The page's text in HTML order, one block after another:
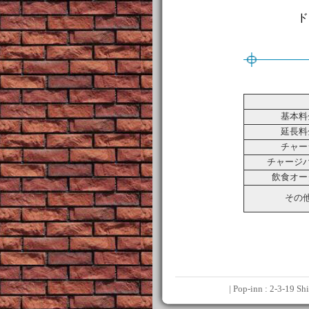
基本料
延長料
チャー
チャージ
飲食オ
その
| Pop-inn : 2-3-19